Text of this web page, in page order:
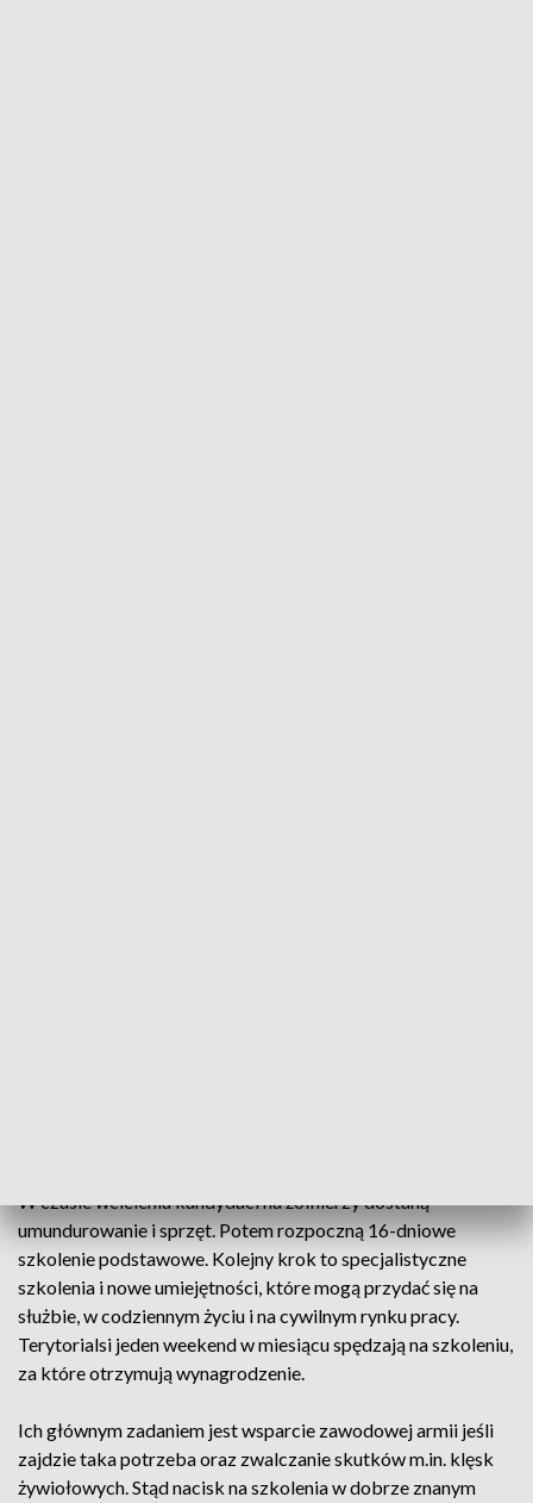
W czasie wcielenia kandydaci na żołnierzy dostaną
umundurowanie i sprzęt. Potem rozpoczną 16-dniowe
szkolenie podstawowe. Kolejny krok to specjalistyczne
szkolenia i nowe umiejętności, które mogą przydać się na
służbie, w codziennym życiu i na cywilnym rynku pracy.
Terytorialsi jeden weekend w miesiącu spędzają na szkoleniu,
za które otrzymują wynagrodzenie.
Ich głównym zadaniem jest wsparcie zawodowej armii jeśli
zajdzie taka potrzeba oraz zwalczanie skutków m.in. klęsk
żywiołowych. Stąd nacisk na szkolenia w dobrze znanym